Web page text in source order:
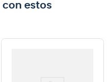
estos